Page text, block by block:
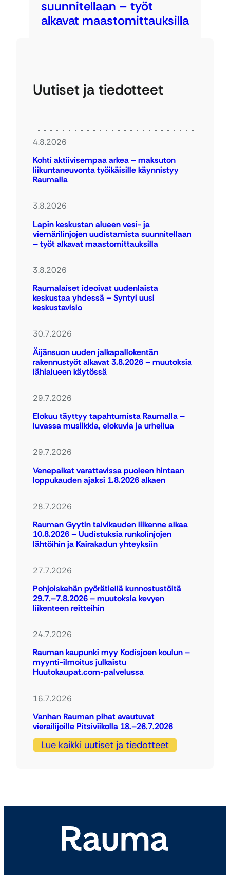
suunnitellaan – työt
alkavat maastomittauksilla
Uutiset ja tiedotteet
4.8.2026
Kohti aktiivisempaa arkea – maksuton
liikuntaneuvonta työikäisille käynnistyy
Raumalla
3.8.2026
Lapin keskustan alueen vesi- ja
viemärilinjojen uudistamista suunnitellaan
– työt alkavat maastomittauksilla
3.8.2026
Raumalaiset ideoivat uudenlaista
keskustaa yhdessä – Syntyi uusi
keskustavisio
30.7.2026
Äijänsuon uuden jalkapallokentän
rakennustyöt alkavat 3.8.2026 – muutoksia
lähialueen käytössä
29.7.2026
Elokuu täyttyy tapahtumista Raumalla –
luvassa musiikkia, elokuvia ja urheilua
29.7.2026
Venepaikat varattavissa puoleen hintaan
loppukauden ajaksi 1.8.2026 alkaen
28.7.2026
Rauman Gyytin talvikauden liikenne alkaa
10.8.2026 – Uudistuksia runkolinjojen
lähtöihin ja Kairakadun yhteyksiin
27.7.2026
Pohjoiskehän pyörätiellä kunnostustöitä
29.7.–7.8.2026 – muutoksia kevyen
liikenteen reitteihin
24.7.2026
Rauman kaupunki myy Kodisjoen koulun –
myynti-ilmoitus julkaistu
Huutokaupat.com-palvelussa
16.7.2026
Vanhan Rauman pihat avautuvat
vierailijoille Pitsiviikolla 18.–26.7.2026
Lue kaikki uutiset ja tiedotteet